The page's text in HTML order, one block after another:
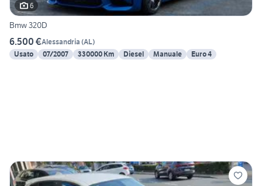
6
Bmw 320D
6.500 €Alessandria (AL)
Usato
07/2007 330000 Km Diesel Manuale Euro 4